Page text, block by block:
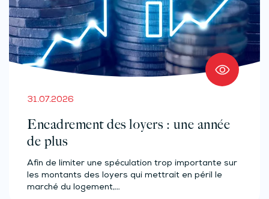
31.07.2026
Encadrement des loyers : une année
de plus
Afin de limiter une spéculation trop importante sur
les montants des loyers qui mettrait en péril le
marché du logement,…